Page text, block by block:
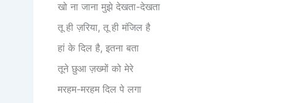
खो ना जाना मुझे देखता-देखता
तू ही ज़रिया, तू ही मंजिल है
हां के दिल है, इतना बता
तूने छुआ ज़ख्मों को मेरे
मरहम-मरहम दिल पे लगा